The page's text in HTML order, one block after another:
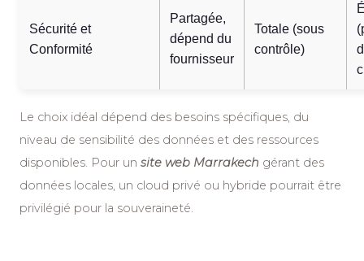
Sécurité et
Conformité
Partagée,
dépend du
fournisseur
Totale (sous
contrôle)
Le choix idéal dépend des besoins spécifiques, du
niveau de sensibilité des données et des ressources
disponibles. Pour un site web Marrakech gérant des
données locales, un cloud privé ou hybride pourrait être
privilégié pour la souveraineté.